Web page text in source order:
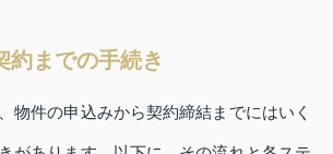
約までの手続き
物件の申込みから契約締結までにはいく